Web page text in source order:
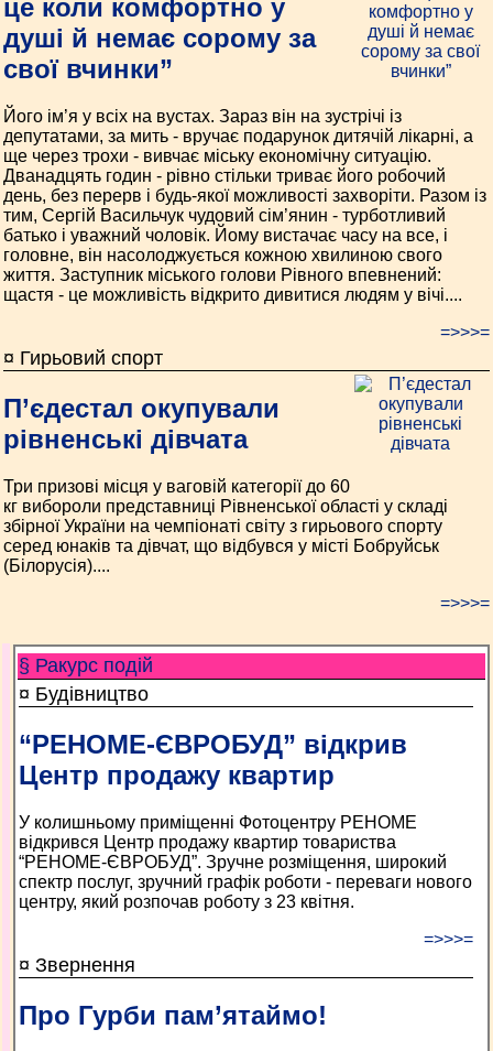
це коли комфортно у
душі й немає сорому за
свої вчинки”
Його ім’я у всіх на вустах. Зараз він на зустрічі із
депутатами, за мить - вручає подарунок дитячій лікарні, а
ще через трохи - вивчає міську економічну ситуацію.
Дванадцять годин - рівно стільки триває його робочий
день, без перерв і будь-якої можливості захворіти. Разом із
тим, Сергій Васильчук чудовий сім’янин - турботливий
батько і уважний чоловік. Йому вистачає часу на все, і
головне, він насолоджується кожною хвилиною свого
життя. Заступник міського голови Рівного впевнений:
щастя - це можливість відкрито дивитися людям у вічі....
=>>>=
¤ Гирьовий спорт
П’єдестал окупували
рівненські дівчата
Три призові місця у ваговій категорії до 60
кг вибороли представниці Рівненської області у складі
збірної України на чемпіонаті світу з гирьового спорту
серед юнаків та дівчат, що відбувся у місті Бобруйськ
(Білорусія)....
=>>>=
§ Ракурс подій
¤ Будівництво
“РЕНОМЕ-ЄВРОБУД” відкрив
Центр продажу квартир
У колишньому приміщенні Фотоцентру РЕНОМЕ
відкрився Центр продажу квартир товариства
“РЕНОМЕ-ЄВРОБУД”. Зручне розміщення, широкий
спектр послуг, зручний графік роботи - переваги нового
центру, який розпочав роботу з 23 квітня.
=>>>=
¤ Звернення
Про Гурби пам’ятаймо!